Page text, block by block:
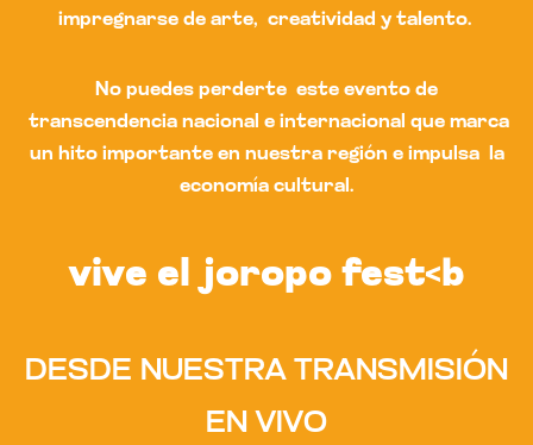
impregnarse de arte, creatividad y talento.
No puedes perderte este evento de
transcendencia nacional e internacional que marca
un hito importante en nuestra región e impulsa la
economía cultural.
vive el joropo fest<b
DESDE NUESTRA TRANSMISIÓN
EN VIVO